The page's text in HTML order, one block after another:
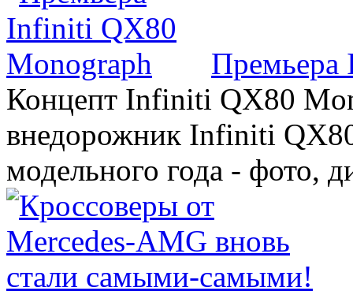
Премьера
Концепт Infiniti QX80
внедорожник Infiniti
модельного года - фото,